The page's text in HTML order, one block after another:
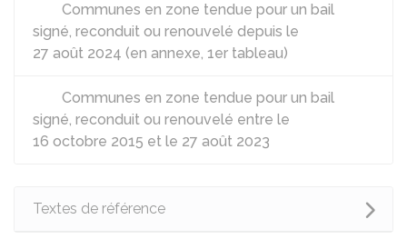
Communes en zone tendue pour un bail
signé, reconduit ou renouvelé depuis le
27 août 2024 (en annexe, 1er tableau)
Communes en zone tendue pour un bail
signé, reconduit ou renouvelé entre le
16 octobre 2015 et le 27 août 2023
Textes de référence